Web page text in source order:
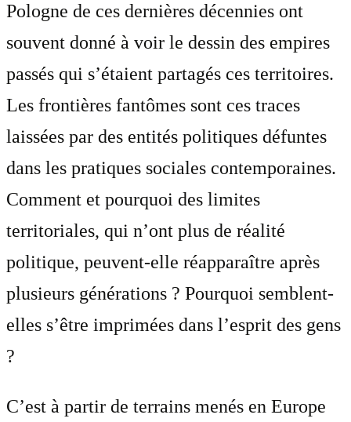
Pologne de ces dernières décennies ont
souvent donné à voir le dessin des empires
passés qui s’étaient partagés ces territoires.
Les frontières fantômes sont ces traces
laissées par des entités politiques défuntes
dans les pratiques sociales contemporaines.
Comment et pourquoi des limites
territoriales, qui n’ont plus de réalité
politique, peuvent-elle réapparaître après
plusieurs générations ? Pourquoi semblent-
elles s’être imprimées dans l’esprit des gens
?
C’est à partir de terrains menés en Europe